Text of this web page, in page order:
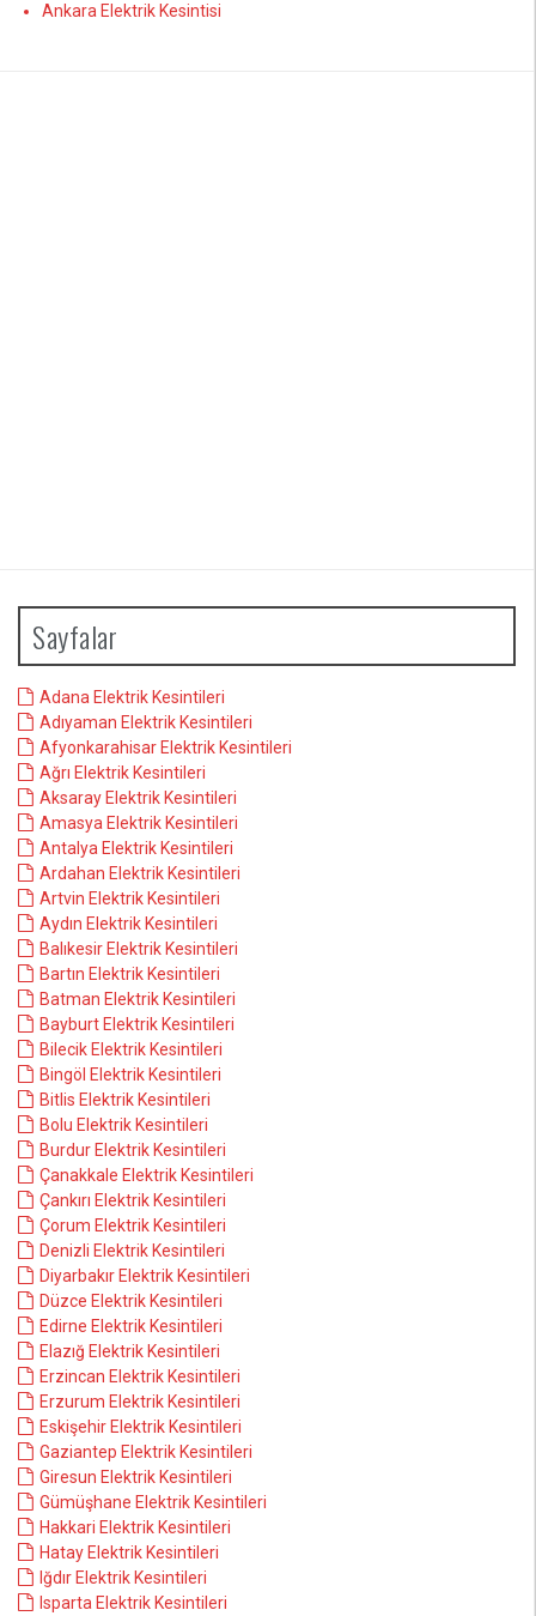
Ankara Elektrik Kesintisi
Sayfalar
Adana Elektrik Kesintileri
Adıyaman Elektrik Kesintileri
Afyonkarahisar Elektrik Kesintileri
Ağrı Elektrik Kesintileri
Aksaray Elektrik Kesintileri
Amasya Elektrik Kesintileri
Antalya Elektrik Kesintileri
Ardahan Elektrik Kesintileri
Artvin Elektrik Kesintileri
Aydın Elektrik Kesintileri
Balıkesir Elektrik Kesintileri
Bartın Elektrik Kesintileri
Batman Elektrik Kesintileri
Bayburt Elektrik Kesintileri
Bilecik Elektrik Kesintileri
Bingöl Elektrik Kesintileri
Bitlis Elektrik Kesintileri
Bolu Elektrik Kesintileri
Burdur Elektrik Kesintileri
Çanakkale Elektrik Kesintileri
Çankırı Elektrik Kesintileri
Çorum Elektrik Kesintileri
Denizli Elektrik Kesintileri
Diyarbakır Elektrik Kesintileri
Düzce Elektrik Kesintileri
Edirne Elektrik Kesintileri
Elazığ Elektrik Kesintileri
Erzincan Elektrik Kesintileri
Erzurum Elektrik Kesintileri
Eskişehir Elektrik Kesintileri
Gaziantep Elektrik Kesintileri
Giresun Elektrik Kesintileri
Gümüşhane Elektrik Kesintileri
Hakkari Elektrik Kesintileri
Hatay Elektrik Kesintileri
Iğdır Elektrik Kesintileri
Isparta Elektrik Kesintileri